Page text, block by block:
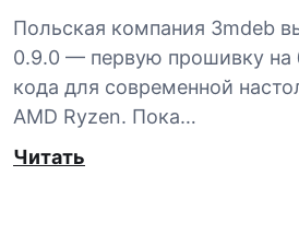
Польская компания 3mdeb
0.9.0 — первую прошивку на
кода для современной
AMD Ryzen. Пока…
Читать